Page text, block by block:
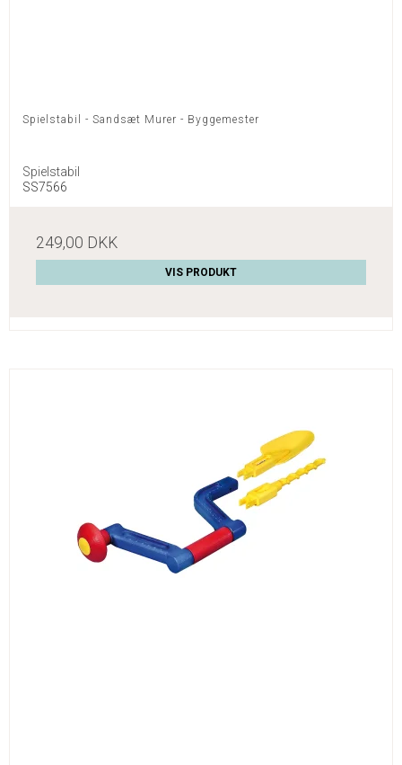
Spielstabil - Sandsæt Murer - Byggemester
Spielstabil
SS7566
249,00 DKK
VIS PRODUKT